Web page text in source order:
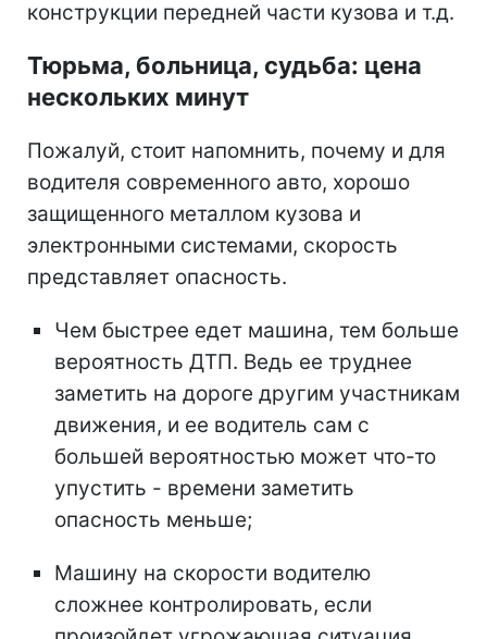
конструкции передней части кузова и т.д.
Тюрьма, больница, судьба: цена
нескольких минут
Пожалуй, стоит напомнить, почему и для
водителя современного авто, хорошо
защищенного металлом кузова и
электронными системами, скорость
представляет опасность.
Чем быстрее едет машина, тем больше
вероятность ДТП. Ведь ее труднее
заметить на дороге другим участникам
движения, и ее водитель сам с
большей вероятностью может что-то
упустить - времени заметить
опасность меньше;
Машину на скорости водителю
сложнее контролировать, если